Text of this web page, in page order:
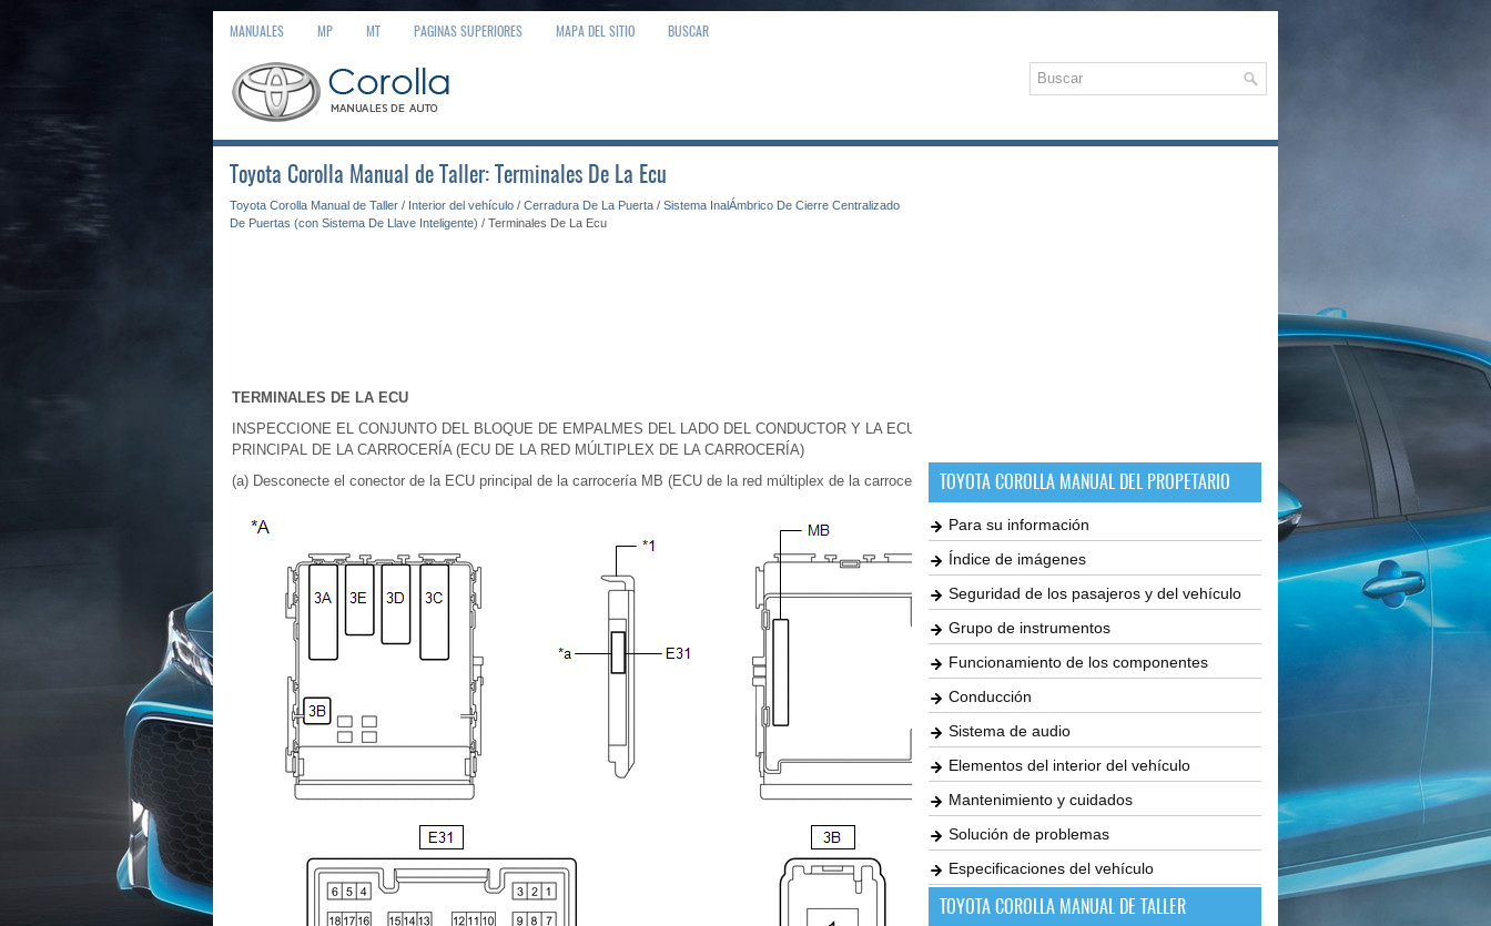
MANUALES MP MT PAGINAS SUPERIORES MAPA DEL SITIO BUSCAR
Toyota Corolla Manual de Taller: Terminales De La Ecu
Toyota Corolla Manual de Taller / Interior del vehículo / Cerradura De La Puerta / Sistema InalÁmbrico De Cierre Centralizado
De Puertas (con Sistema De Llave Inteligente) / Terminales De La Ecu
TERMINALES DE LA ECU
INSPECCIONE EL CONJUNTO DEL BLOQUE DE EMPALMES DEL LADO DEL CONDUCTOR Y LA ECU
PRINCIPAL DE LA CARROCERÍA (ECU DE LA RED MÚLTIPLEX DE LA CARROCERÍA)
(a) Desconecte el conector de la ECU principal de la carrocería MB (ECU de la red múltiplex de la carrocería).
TOYOTA COROLLA MANUAL DEL PROPETARIO
Para su información
Índice de imágenes
Seguridad de los pasajeros y del vehículo
Grupo de instrumentos
Funcionamiento de los componentes
Conducción
Sistema de audio
Elementos del interior del vehículo
Mantenimiento y cuidados
Solución de problemas
Especificaciones del vehículo
TOYOTA COROLLA MANUAL DE TALLER